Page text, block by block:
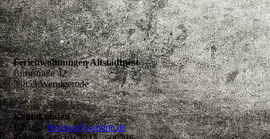
Ferienwohnungen Altstadtnest
Burgstraße 42
38855 Wernigerode
Kontaktdaten
E-Mail:fewowr@t-online.de